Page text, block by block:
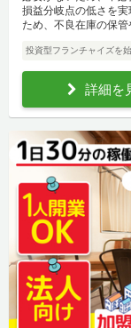
損益分岐点の低さを
ため、不良在庫の保管
投資型フランチャイズを
詳細を